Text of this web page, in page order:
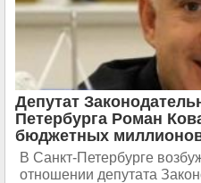
Депутат
Петербурга Роман
бюджетных
В Санкт-Петербурге
отношении депутата